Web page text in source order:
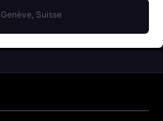
Genève, Suisse